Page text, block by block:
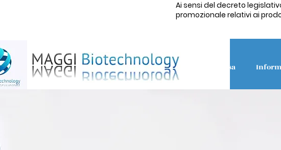
Ai sensi del decreto
promozionale relativi ai
Casa